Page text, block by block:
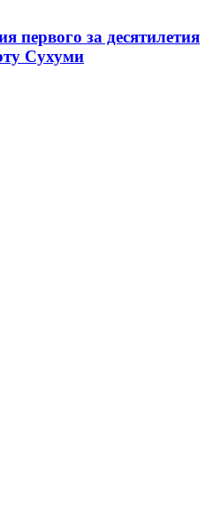
первого за десятилетия
Сухуми